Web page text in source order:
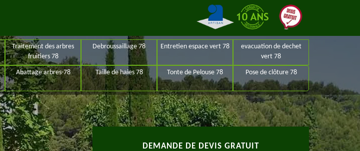
Traitement des arbres
fruitiers 78
Debroussaillage 78 Entretien espace vert 78
evacuation de dechet
vert 78
Abattage arbres-78 Taille de haies 78 Tonte de Pelouse 78 Pose de clôture 78
DEMANDE DE DEVIS GRATUIT